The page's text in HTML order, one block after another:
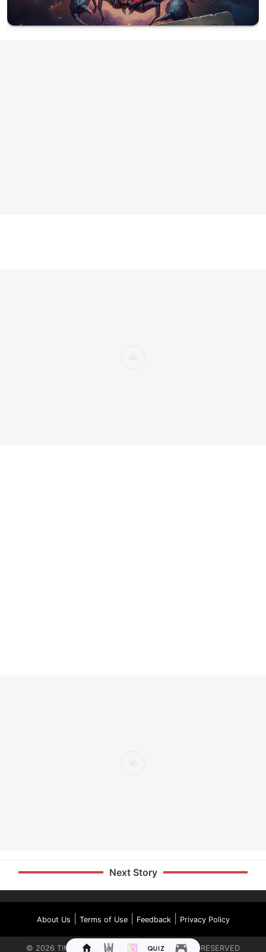
Next Story
About Us Terms of Use| Feedback| Privacy Policy
© 2026 TIMES INTERNET LIMITED. ALL RIGHTS RESERVED